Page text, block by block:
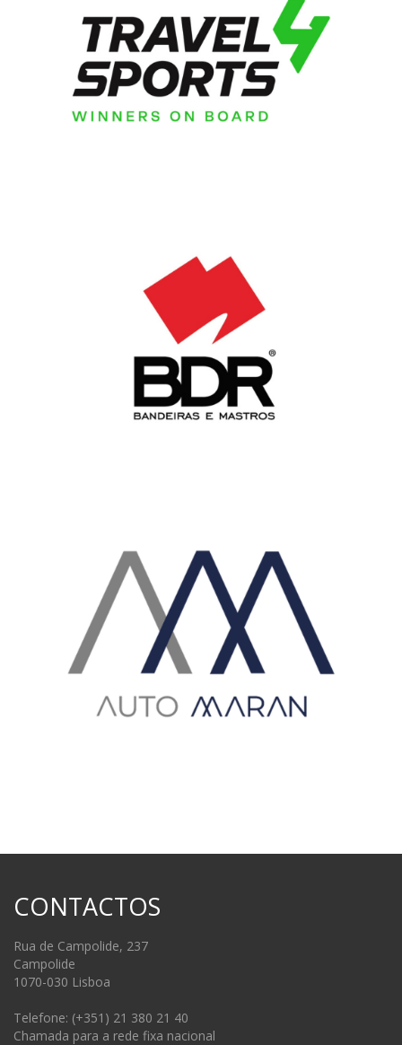
CONTACTOS
Rua de Campolide, 237
Campolide
1070-030 Lisboa
Telefone: (+351) 21 380 21 40
Chamada para a rede fixa nacional